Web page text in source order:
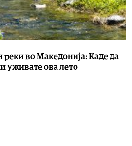
реки во Македонија: Каде да
уживате ова лето